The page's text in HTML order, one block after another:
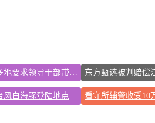
多地要求领导干部带头休假
台风白海豚登陆地点更新